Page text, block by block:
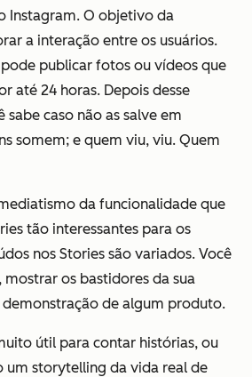
Instagram. O objetivo da
a interação entre os usuários.
publicar fotos ou vídeos que
até 24 horas. Depois desse
caso não as salve em
somem; e quem viu, viu. Quem
da funcionalidade que
tão interessantes para os
nos Stories são variados. Você
os bastidores da sua
de algum produto.
útil para contar histórias, ou
um storytelling da vida real de